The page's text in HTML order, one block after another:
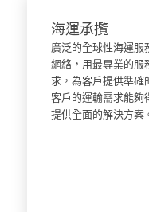
海運承攬
廣泛的全球性海運
網絡，用最專業的服
求，為客戶提供準確
客戶的運輸需求能夠
提供全面的解決方案